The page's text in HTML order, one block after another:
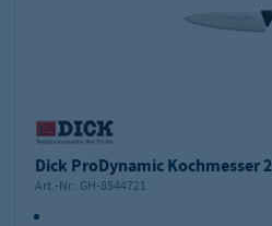
Dick ProDynamic Kochmesser
Art.-Nr.: GH-8544721